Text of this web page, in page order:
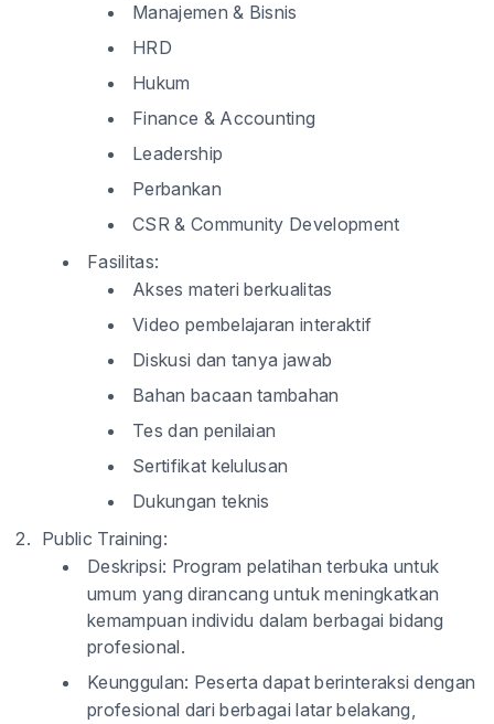
Manajemen & Bisnis
HRD
Hukum
Finance & Accounting
Leadership
Perbankan
CSR & Community Development
Fasilitas:
Akses materi berkualitas
Video pembelajaran interaktif
Diskusi dan tanya jawab
Bahan bacaan tambahan
Tes dan penilaian
Sertifikat kelulusan
Dukungan teknis
Public Training:
Deskripsi: Program pelatihan terbuka untuk
umum yang dirancang untuk meningkatkan
kemampuan individu dalam berbagai bidang
profesional.
Keunggulan: Peserta dapat berinteraksi dengan
profesional dari berbagai latar belakang,